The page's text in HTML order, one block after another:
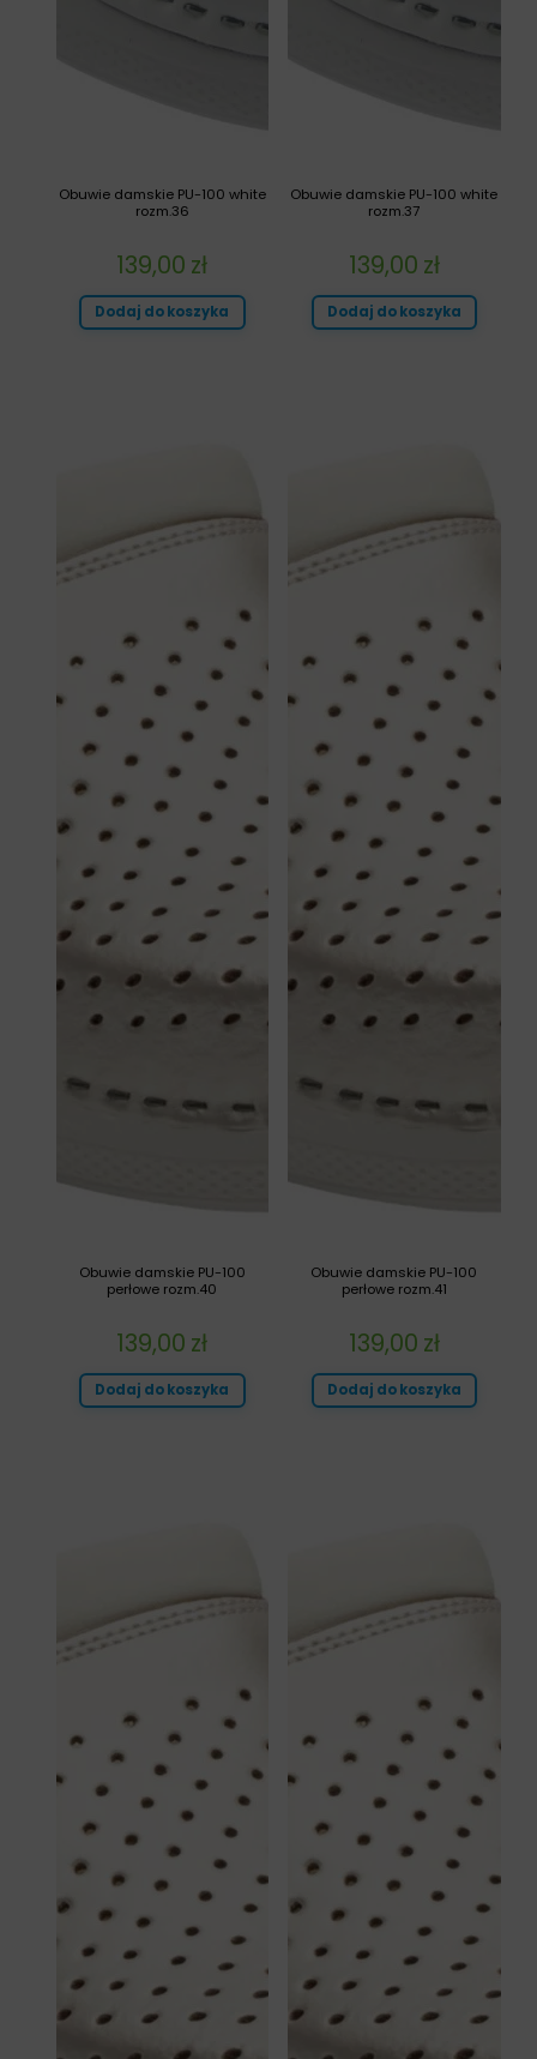
Obuwie damskie PU-100 white
rozm.37
139,00 zł
Dodaj do koszyka
Obuwie damskie PU-100 white
rozm.36
139,00 zł
Dodaj do koszyka
Obuwie damskie PU-100
perłowe rozm.41
139,00 zł
Dodaj do koszyka
Obuwie damskie PU-100
perłowe rozm.40
139,00 zł
Dodaj do koszyka